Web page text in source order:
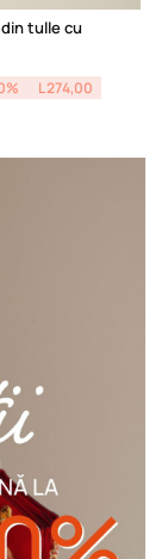
tulle cu
L 274,00